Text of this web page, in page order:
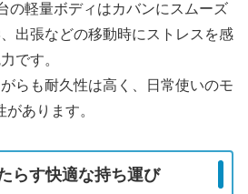
の軽量ボディはカバンにスムーズ
出張などの移動時にストレスを感
です。
らも耐久性は高く、日常使いのモ
あります。
らす快適な持ち運び